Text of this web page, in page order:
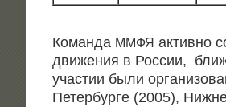
Коман­да ММФЯ актив­но
дви­же­ния в Рос­сии,
уча­стии были
Петер­бур­ге (2005),